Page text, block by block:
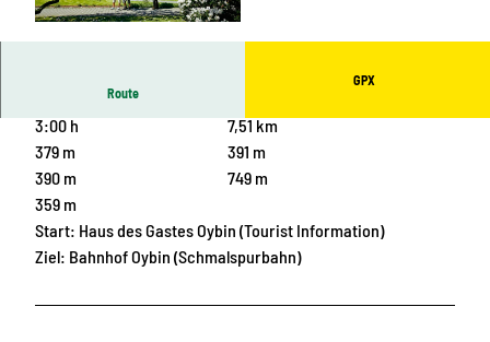
e, Das Landschaftswunderland Oberlausitz |
Route
GPX
3:00 h
7,51 km
379 m
391 m
390 m
749 m
359 m
Start: Haus des Gastes Oybin (Tourist Information)
Ziel: Bahnhof Oybin (Schmalspurbahn)